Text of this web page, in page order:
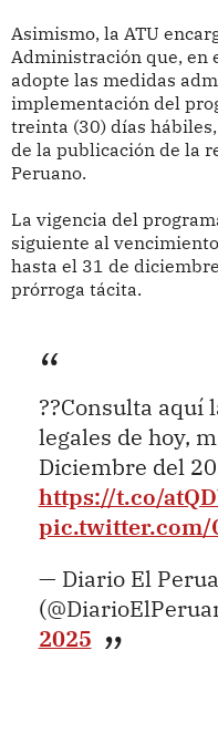
Asimismo, la ATU
Administración que, en
adopte las medidas
implementación del
treinta (30) días
de la publicación de la
Peruano.
La vigencia del
siguiente al
hasta el 31 de
prórroga tácita.
??Consulta aquí
legales de hoy,
Diciembre del
https://t.co/
pic.twitter.com/
— Diario El
2025